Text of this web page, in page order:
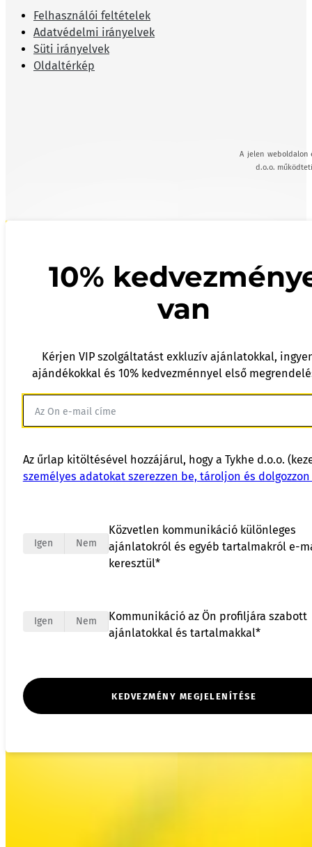
Felhasználói feltételek
Adatvédelmi irányelvek
Süti irányelvek
Oldaltérkép
A jelen weboldalon
d.o.o.
10%
van
Kérjen VIP szolgáltatást exkluzív ajánlatokkal,
ajándékokkal és 10% kedvezménnyel első
Az űrlap kitöltésével hozzájárul, hogy a Tykhe d.o.o.
személyes adatokat szerezzen be, tároljon és
Igen Nem
Közvetlen kommunikáció különleges
ajánlatokról és egyéb tartalmakról e-
keresztül*
Igen Nem
Kommunikáció az Ön profiljára szabott
ajánlatokkal és tartalmakkal*
KEDVEZMÉNY MEGJELENÍTÉSE